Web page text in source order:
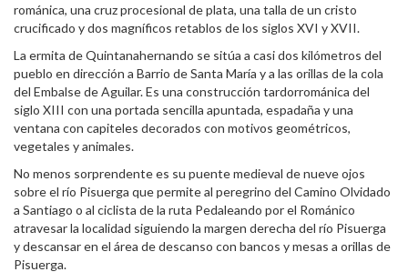
románica, una cruz procesional de plata, una talla de un cristo
crucificado y dos magníficos retablos de los siglos XVI y XVII.
La ermita de Quintanahernando se sitúa a casi dos kilómetros del
pueblo en dirección a Barrio de Santa María y a las orillas de la cola
del Embalse de Aguilar. Es una construcción tardorrománica del
siglo XIII con una portada sencilla apuntada, espadaña y una
ventana con capiteles decorados con motivos geométricos,
vegetales y animales.
No menos sorprendente es su puente medieval de nueve ojos
sobre el río Pisuerga que permite al peregrino del Camino Olvidado
a Santiago o al ciclista de la ruta Pedaleando por el Románico
atravesar la localidad siguiendo la margen derecha del río Pisuerga
y descansar en el área de descanso con bancos y mesas a orillas de
Pisuerga.